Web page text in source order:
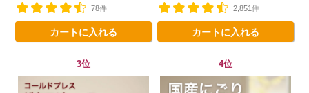
78件
カートに入れる
2,851件
カートに入れる
3位 4位